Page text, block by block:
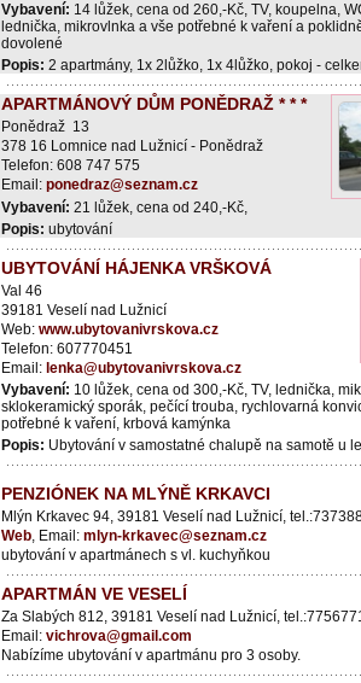
Vybavení: 14 lůžek, cena od 260,-Kč, TV, koupelna,
lednička, mikrovlnka a vše potřebné k vaření a
dovolené
Popis: 2 apartmány, 1x 2lůžko, 1x 4lůžko, pokoj -
APARTMÁNOVÝ DŮM PONĚDRAŽ * * *
Ponědraž 13
378 16 Lomnice nad Lužnicí - Ponědraž
Telefon: 608 747 575
Email: ponedraz@seznam.cz
Vybavení: 21 lůžek, cena od 240,-Kč,
Popis: ubytování
UBYTOVÁNÍ HÁJENKA VRŠKOVÁ
Val 46
39181 Veselí nad Lužnicí
Web: www.ubytovanivrskova.cz
Telefon: 607770451
Email: lenka@ubytovanivrskova.cz
Vybavení: 10 lůžek, cena od 300,-Kč, TV, lednička,
sklokeramický sporák, pečící trouba, rychlovarná
potřebné k vaření, krbová kamýnka
Popis: Ubytování v samostatné chalupě na samotě u
PENZIÓNEK NA MLÝNĚ KRKAVCI
Mlýn Krkavec 94, 39181 Veselí nad Lužnicí,
Web, Email: mlyn-krkavec@seznam.cz
ubytování v apartmánech s vl. kuchyňkou
APARTMÁN VE VESELÍ
Za Slabých 812, 39181 Veselí nad Lužnicí,
Email: vichrova@gmail.com
Nabízíme ubytování v apartmánu pro 3 osoby.